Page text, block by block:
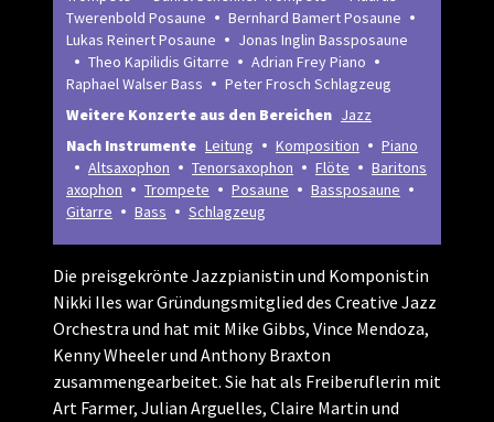
Twerenbold Posaune
Bernhard Bamert Posaune
Lukas Reinert Posaune
Jonas Inglin Bassposaune
Theo Kapilidis Gitarre
Adrian Frey Piano
Raphael Walser Bass
Peter Frosch Schlagzeug
Weitere Konzerte aus den Bereichen Jazz
Nach Instrumente Leitung Komposition
Piano
Altsaxophon
Tenorsaxophon Flöte
Baritons
axophon
Trompete Posaune
Bassposaune
Gitarre
Bass Schlagzeug
Die preisgekrönte Jazzpianistin und Komponistin
Nikki Iles war Gründungsmitglied des Creative Jazz
Orchestra und hat mit Mike Gibbs, Vince Mendoza,
Kenny Wheeler und Anthony Braxton
zusammengearbeitet. Sie hat als Freiberuflerin mit
Art Farmer, Julian Arguelles, Claire Martin und